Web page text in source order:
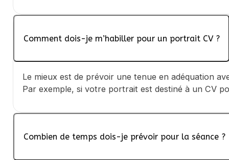
Comment dois-je m’habiller pour un portrait CV ?
Le mieux est de prévoir une tenue en adéquation
Par exemple, si votre portrait est destiné à un CV
Combien de temps dois-je prévoir pour la séance ?